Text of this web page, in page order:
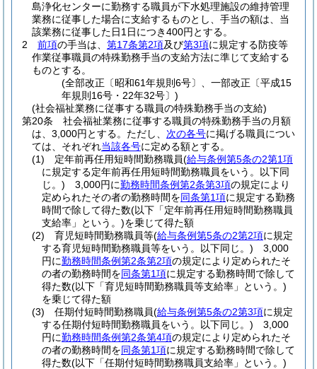
島浄化センターに勤務する職員が下水処理施設の維持管理
業務に従事した場合に支給するものとし、手当の額は、当
該業務に従事した日1日につき400円とする。
2
前項の手当は、 第17条第2項及び第3項に規定する防疫等
作業従事職員の特殊勤務手当の支給方法に準じて支給する
ものとする。
(全部改正〔昭和61年規則6号〕、一部改正〔平成15
年規則16号・22年32号〕)
(社会福祉業務に従事する職員の特殊勤務手当の支給)
第20条
社会福祉業務に従事する職員の特殊勤務手当の月額
は、3,000円とする。 ただし、 次の各号に掲げる職員につい
ては、それぞれ当該各号に定める額とする。
(1)
定年前再任用短時間勤務職員(給与条例第5条の2第1項
に規定する定年前再任用短時間勤務職員をいう。以下同
じ。) 3,000円に勤務時間条例第2条第3項の規定により
定められたその者の勤務時間を同条第1項に規定する勤務
時間で除して得た数(以下「定年前再任用短時間勤務職員
支給率」という。)を乗じて得た額
(2)
育児短時間勤務職員等(給与条例第5条の2第2項に規定
する育児短時間勤務職員等をいう。以下同じ。) 3,000
円に勤務時間条例第2条第2項の規定により定められたそ
の者の勤務時間を同条第1項に規定する勤務時間で除して
得た数(以下「育児短時間勤務職員等支給率」という。)
を乗じて得た額
(3)
任期付短時間勤務職員(給与条例第5条の2第3項に規定
する任期付短時間勤務職員をいう。以下同じ。) 3,000
円に勤務時間条例第2条第4項の規定により定められたそ
の者の勤務時間を同条第1項に規定する勤務時間で除して
得た数(以下「任期付短時間勤務職員支給率」という。)